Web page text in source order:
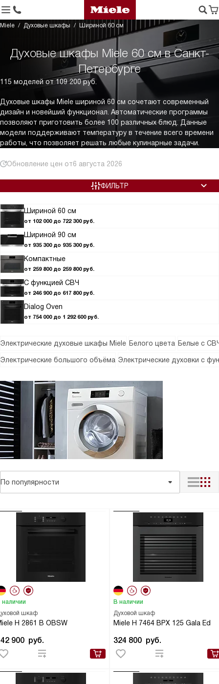
Miele Духовые шкафы Шириной 60 см
Духовые шкафы Miele 60 см в Санкт-
Петербурге
115 моделей от 109 200 руб.
Духовые шкафы Miele шириной 60 см сочетают современный
дизайн и новейший функционал. Автоматические программы
позволяют приготовить более 100 различных блюд. Данные
модели поддерживают температуру в течение всего времени
работы, что позволяет решать любые кулинарные задачи.
Обновление цен от6 августа 2026
Шириной 60 см
от 102 000 до 722 300 руб.
Шириной 90 см
от 935 300 до 935 300 руб.
Компактные
от 259 800 до 259 800 руб.
С функцией СВЧ
от 246 900 до 617 800 руб.
Dialog Oven
от 754 000 до 1 292 600 руб.
ФИЛЬТР
Электрические духовые шкафы Miele Белого цвета Белые с
Электрические большого объёма Электрические духовки с
По популярности
шкаф
H 2861 B OBSW
наличии
900 руб.
Духовой шкаф
Miele H 7464 BPX 125 Gala Ed
В наличии
324 800 руб.